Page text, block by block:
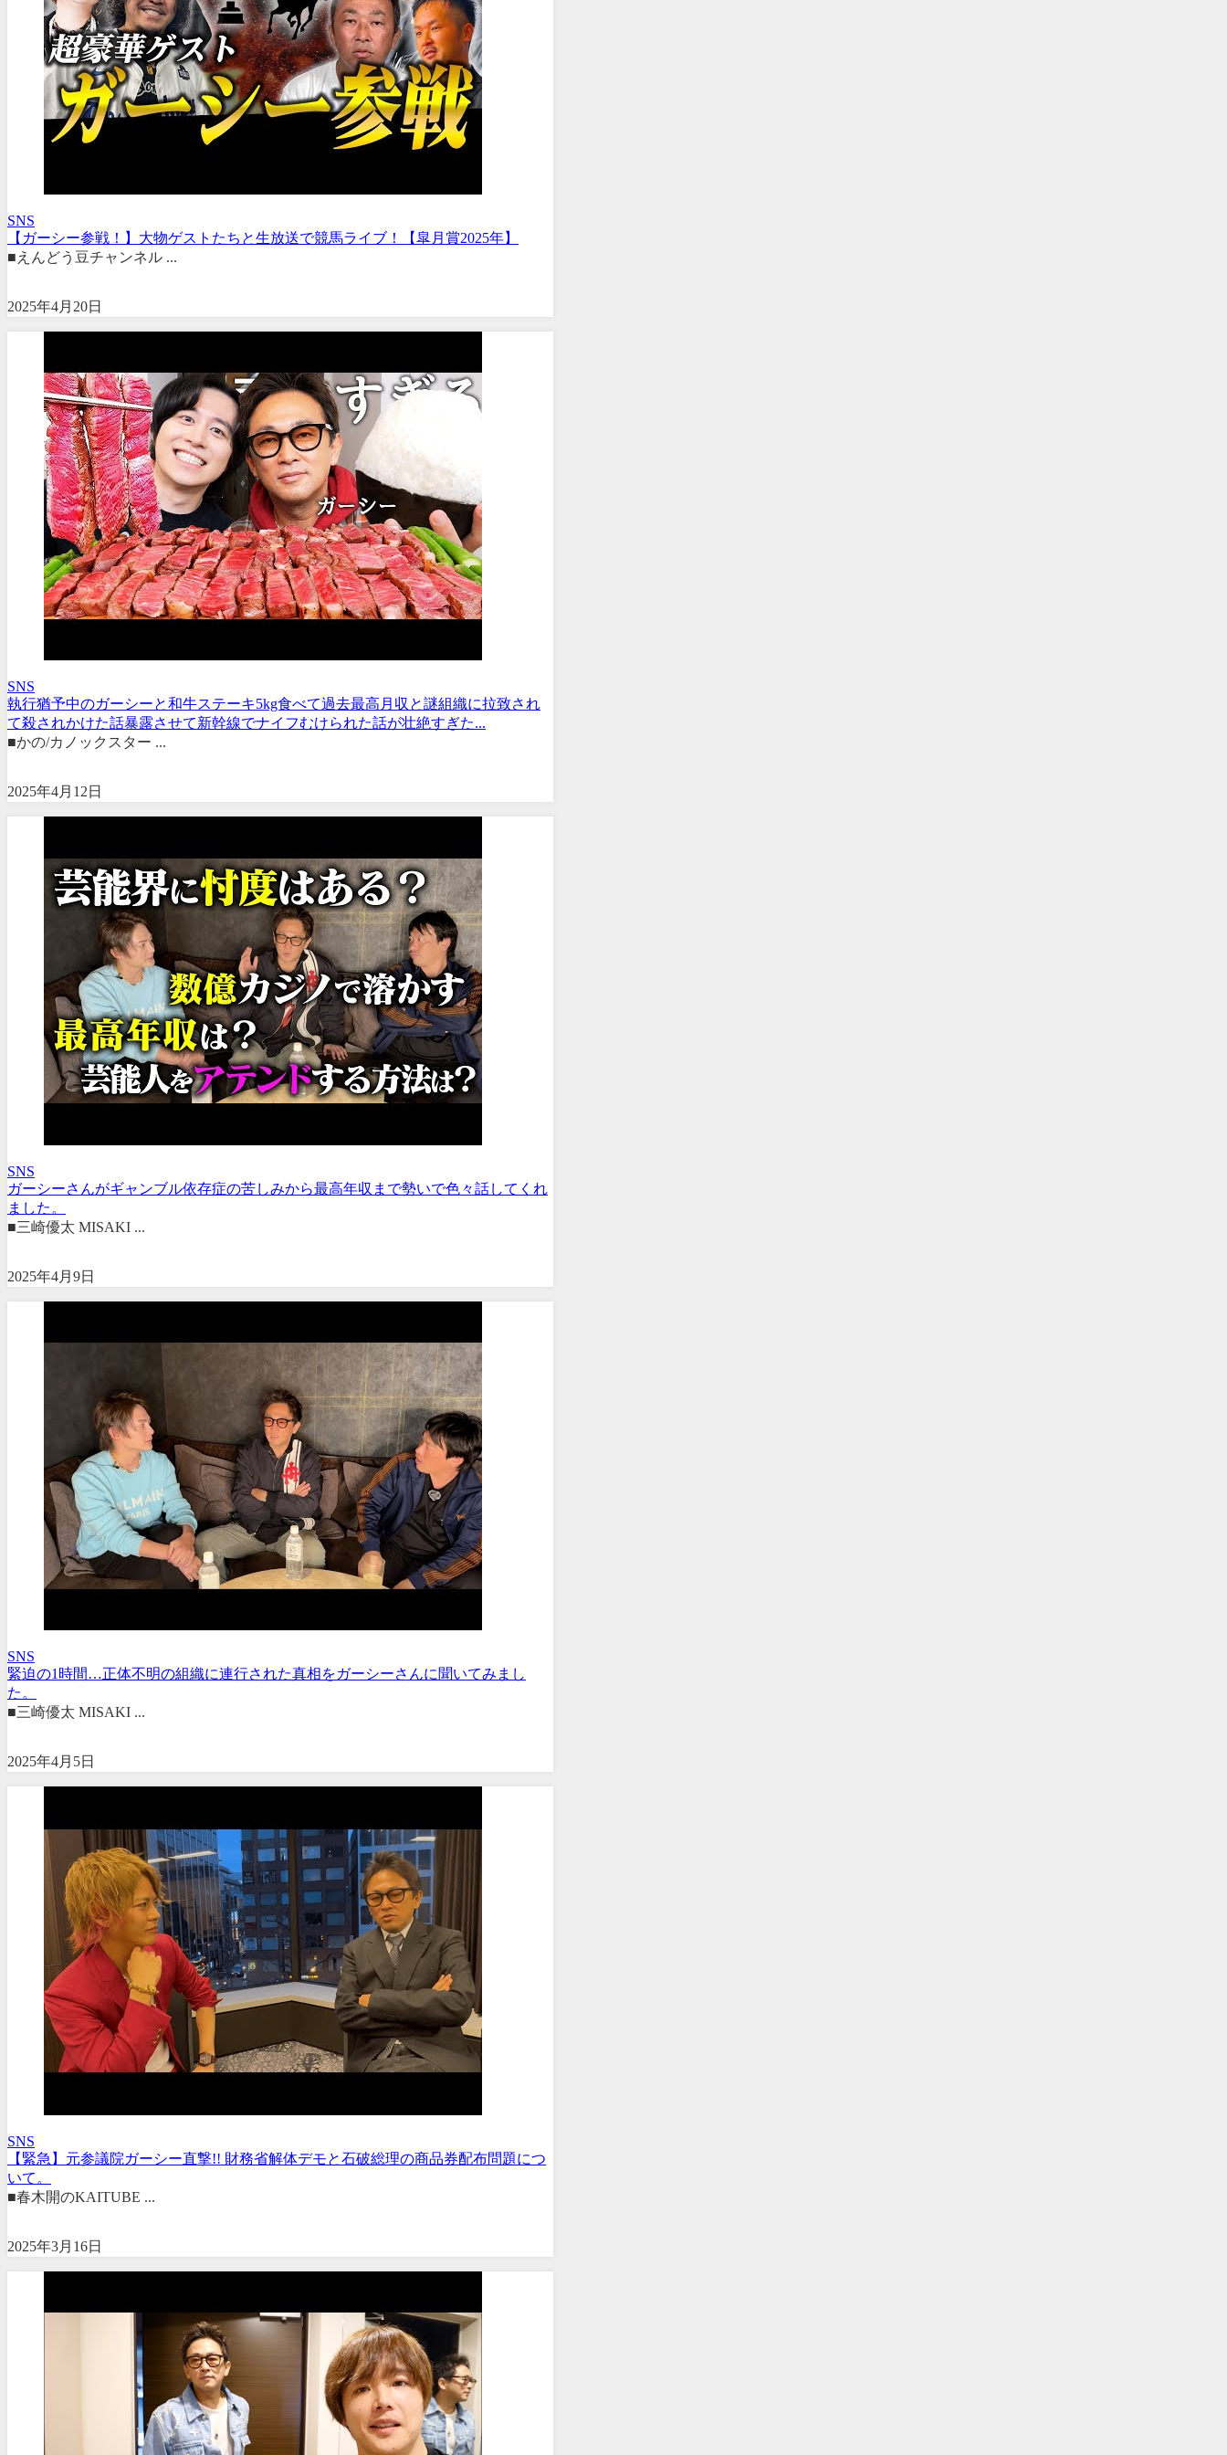
SNS
【ガーシー参戦！】大物ゲストたちと生放送で競馬ライブ！【皐月賞2025年】
■えんどう豆チャンネル ...
2025年4月20日
SNS
執行猶予中のガーシーと和牛ステーキ5kg食べて過去最高月収と謎組織に拉致され
て殺されかけた話暴露させて新幹線でナイフむけられた話が壮絶すぎた...
■かの/カノックスター ...
2025年4月12日
SNS
ガーシーさんがギャンブル依存症の苦しみから最高年収まで勢いで色々話してくれ
ました。
■三崎優太 MISAKI ...
2025年4月9日
SNS
緊迫の1時間…正体不明の組織に連行された真相をガーシーさんに聞いてみまし
た。
■三崎優太 MISAKI ...
2025年4月5日
SNS
【緊急】元参議院ガーシー直撃!! 財務省解体デモと石破総理の商品券配布問題につ
いて。
■春木開のKAITUBE ...
2025年3月16日